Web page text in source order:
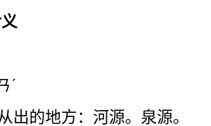
ˊ
出的地方：河源。泉源。